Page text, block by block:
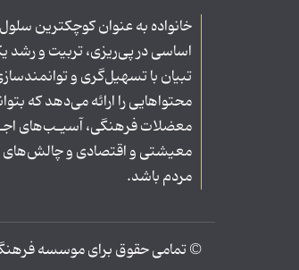
خانواده به عنوان کوچکترین
اساسی در پی‌ریزی، تربیت و رشد
تبیان با تسهیل‌گری و
محتواهایی را ارائه می‌دهد که
معضلات فرهنگی، آسیـب‌های
معیشتی و اقتصادی و چالش‌های
مردم باشد.
© تمامی حقوق برای موسسه